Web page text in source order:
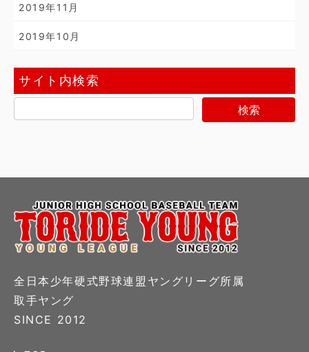
2019年11月
2019年10月
サイト内検索
全日本少年硬式野球連盟ヤングリーグ所属
取手ヤング
SINCE 2012